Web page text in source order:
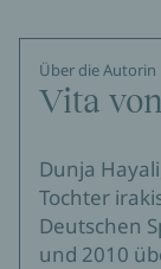
Über die Autorin
Vita
Dunja
Tochter
Deutschen
und 2010